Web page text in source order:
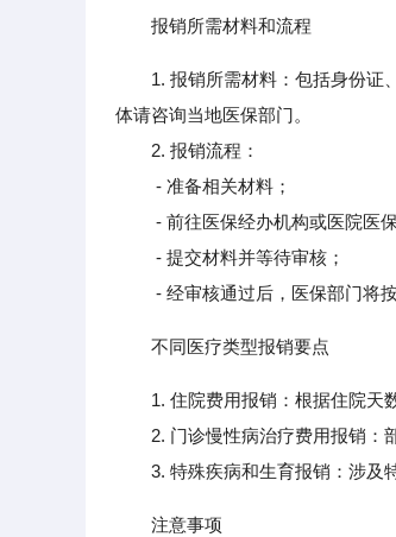
报销所需材料和流程
1. 报销所需材料：包括身份证
体请咨询当地医保部门。
2. 报销流程：
- 准备相关材料；
- 前往医保经办机构或医院医保
- 提交材料并等待审核；
- 经审核通过后，医保部门将按
不同医疗类型报销要点
1. 住院费用报销：根据住院天
2. 门诊慢性病治疗费用报销：部
3. 特殊疾病和生育报销：涉及特
注意事项